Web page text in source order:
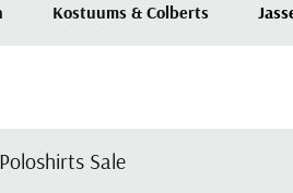
Kostuums & Colberts
Sale